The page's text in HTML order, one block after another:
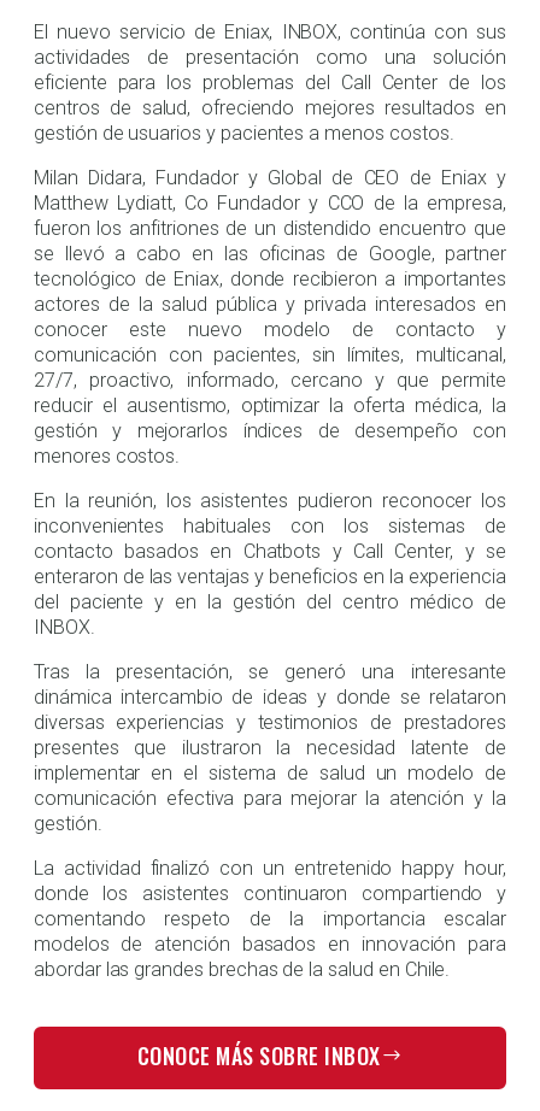
El nuevo servicio de Eniax, INBOX, continúa con sus
actividades de presentación como una solución
eficiente para los problemas del Call Center de los
centros de salud, ofreciendo mejores resultados en
gestión de usuarios y pacientes a menos costos.
Milan Didara, Fundador y Global de CEO de Eniax y
Matthew Lydiatt, Co Fundador y CCO de la empresa,
fueron los anfitriones de un distendido encuentro que
se llevó a cabo en las oficinas de Google, partner
tecnológico de Eniax, donde recibieron a importantes
actores de la salud pública y privada interesados en
conocer este nuevo modelo de contacto y
comunicación con pacientes, sin límites, multicanal,
27/7, proactivo, informado, cercano y que permite
reducir el ausentismo, optimizar la oferta médica, la
gestión y mejorarlos índices de desempeño con
menores costos.
En la reunión, los asistentes pudieron reconocer los
inconvenientes habituales con los sistemas de
contacto basados en Chatbots y Call Center, y se
enteraron de las ventajas y beneficios en la experiencia
del paciente y en la gestión del centro médico de
INBOX.
Tras la presentación, se generó una interesante
dinámica intercambio de ideas y donde se relataron
diversas experiencias y testimonios de prestadores
presentes que ilustraron la necesidad latente de
implementar en el sistema de salud un modelo de
comunicación efectiva para mejorar la atención y la
gestión.
La actividad finalizó con un entretenido happy hour,
donde los asistentes continuaron compartiendo y
comentando respeto de la importancia escalar
modelos de atención basados en innovación para
abordar las grandes brechas de la salud en Chile.
CONOCE MÁS SOBRE INBOX